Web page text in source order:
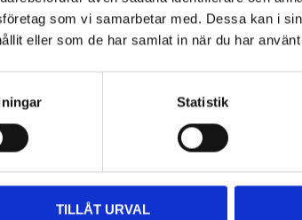
som vi samarbetar med. Dessa kan i
eller som de har samlat in när du har
Statistik
TILLÅT URVAL